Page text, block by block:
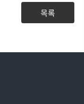
목록